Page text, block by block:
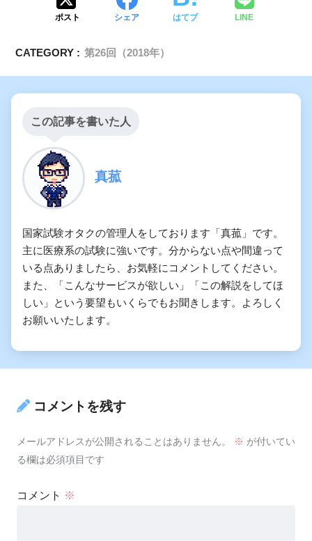
ポスト シェア はてブ LINE
CATEGORY : 第26回（2018年）
この記事を書いた人
真菰
国家試験オタクの管理人をしております「真菰」です。
主に医療系の試験に強いです。分からない点や間違って
いる点ありましたら、お気軽にコメントしてください。
また、「こんなサービスが欲しい」「この解説をしてほ
しい」という要望もいくらでもお聞きします。よろしく
お願いいたします。
コメントを残す
メールアドレスが公開されることはありません。 ※ が付いてい
る欄は必須項目です
コメント ※